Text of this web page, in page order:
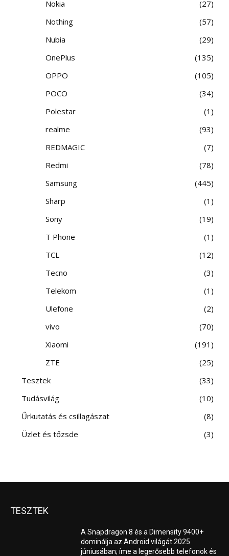
Nokia
27
Nothing
57
Nubia
29
OnePlus
135
OPPO
105
POCO
34
Polestar
1
realme
93
REDMAGIC
7
Redmi
78
Samsung
445
Sharp
1
Sony
19
T Phone
1
TCL
12
Tecno
3
Telekom
1
Ulefone
2
vivo
70
Xiaomi
191
ZTE
25
Tesztek
33
Tudásvilág
10
Űrkutatás és csillagászat
8
Üzlet és tőzsde
3
TESZTEK
A Snapdragon 8 és a Dimensity 9400+
dominálja az Android világát 2025
júniusában; íme a legerősebb telefonok és